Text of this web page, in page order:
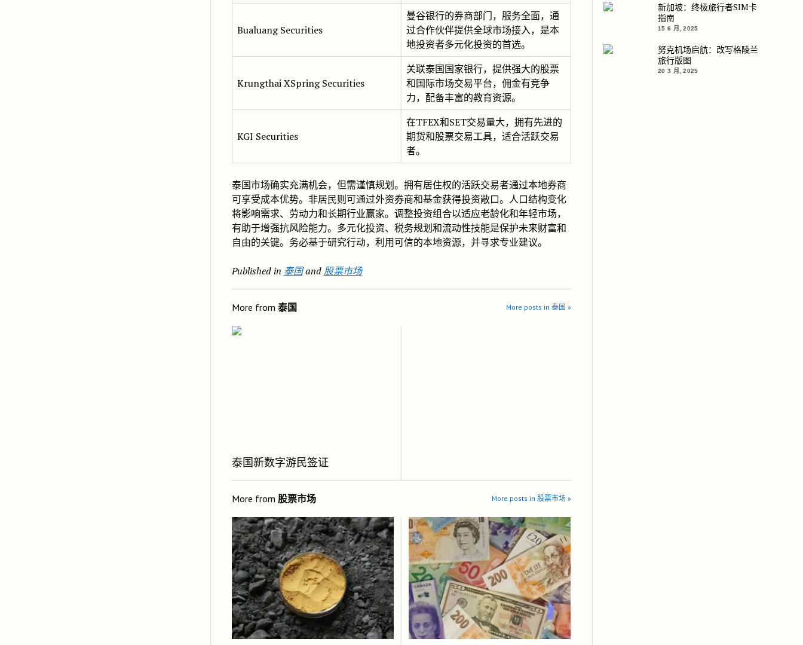
Bualuang Securities
曼谷银行的券商部门，服务全面，通
过合作伙伴提供全球市场接入，是本
地投资者多元化投资的首选。
Krungthai XSpring Securities
关联泰国国家银行，提供强大的股票
和国际市场交易平台，佣金有竞争
力，配备丰富的教育资源。
KGI Securities
在TFEX和SET交易量大，拥有先进的
期货和股票交易工具，适合活跃交易
者。
泰国市场确实充满机会，但需谨慎规划。拥有居住权的活跃交易者通过本地券商
可享受成本优势。非居民则可通过外资券商和基金获得投资敞口。人口结构变化
将影响需求、劳动力和长期行业赢家。调整投资组合以适应老龄化和年轻市场，
有助于增强抗风险能力。多元化投资、税务规划和流动性技能是保护未来财富和
自由的关键。务必基于研究行动，利用可信的本地资源，并寻求专业建议。
Published in 泰国and 股票市场
More from 泰国 More posts in 泰国 »
泰国新数字游民签证
More from 股票市场 More posts in 股票市场 »
新加坡：终极旅行者SIM卡
指南
15 6 月, 2025
努克机场启航：改写格陵兰
旅行版图
20 3 月, 2025